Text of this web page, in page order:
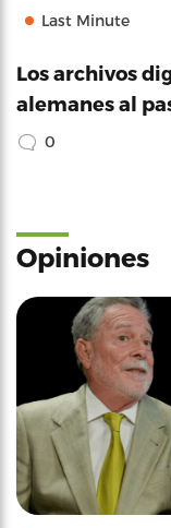
Last Minute
Los archivos
alemanes al
0
Opiniones